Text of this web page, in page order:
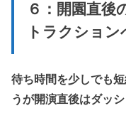
６：開園直後
トラクション
待ち時間を少しでも
うが開演直後はダッ